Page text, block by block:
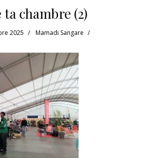
ta chambre (2)
2025 Mamadi Sangare